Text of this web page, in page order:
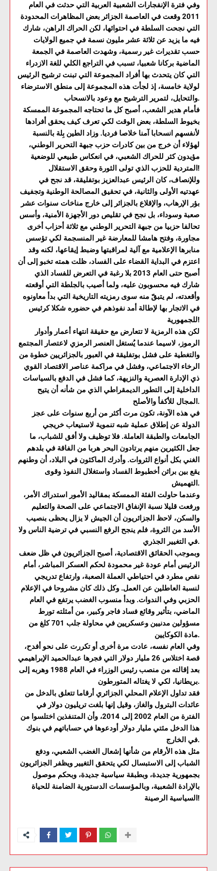
وفي فترة الإنفجارات الشعبية العربية التي حدثت في العام
2011 وقعت في العاصمة الجزائر بعض المظاهرات المحدودة
التي نجحت السلطة في احتوائها، لكن الحراك الراهن، شارك
فيه ما يزيد عن ثلاثة عشر مليون نسمة في جميع الولايات
حسب تقديرات غير رسمية، وشهدت العاصمة في الجمعة
الماضية بركانا شعبيا، تسبب في التراجع الكلي للغة الازدراء
التي كان يتحدث بها أفراد المجموعة التي تبنت ترشيح الرئيس
لولاية خامسة، إذ لجأت هذه المجموعة إلى منطق الاسترضاء
والتحايل، لتمرير الترشيح مع وعود بالانسحاب.
فأمام هدير الشعب، أصبح كل ما تحتاجه المجموعة الممسكة
بخيوط السلطة، بعض الوقت لكي تعرف كيف يحقق أفرادها
لأنفسهم انسحابا آمنا خلاصا فرديا. وزاد الطين بِلة بالنسبة
لهؤلاء أن خرج من بين كادرات حزب جبهة التحرير الوطني،
مؤيدون كثر للحراك الشعبي، في انعكاس طبيعي للوضعية
المتردية للحزب الذي تولى الثورة وحقق الاستقلال!
وللإنصاف، كان الرئيس عبدالعزيز بوتفليقة، قد نجح في
عهدتيه الأولى والثانية، في تحقيق المصالحة الوطنية وتجفيف
بؤر الإرهاب، والإقلاع بالجزائر إلى خارج مناخات سنوات عشر
صعبة وسوداء، بل نجح في تقليص دور الأجهزة الأمنية، وأسس
تحالفا حزبيا من جبهة التحرير الوطني مع ثلاثة أحزاب أخرى
مجاورة، وفتح هامشا للمعارضة غير المنسجمة لكي تؤسس
منابرها الإعلامية مع آلية لمراقبتها وضبط إيقاعها، لكنه وقد
اعتزم في البداية القضاء على الفساد، ظلت همته تخبو إلى أن
أصبح حتى العام 2013 بلا رغبة في التعرض للفساد الذي
شارك فيه محسوبون عليه، ولما أصيب بالجلطة التي أوقعته
وأقعدته، لم يتبقّ منه سوى رمزيته التاريخية التي بدأ معاونوه
في الاتجار بها لإطالة أمد نفوذهم في حضوره شكلا كرئيس
للجمهورية!
لكن هذه الرمزية لا تتعارض مع حقيقة انتهاء أعمار وأدوار
الرموز، لاسيما عندما يُستغل العنصر الرمزي لاعتصار المجتمع
والتغطية على فشل بوتفليقة في العبور بالجزائريين خطوة من
الرخاء الاجتماعي، وفشل في مراكمة عناصر الاقتصاد القوي
ذي الإدارة العصرية والنزيهة، كما فشل في الدفع بالسياسات
الداخلية إلى التطور الديمقراطي الذي من شأنه أن يتيح
المجال للأكفأ والأصلح.
في هذه الآونة، تكون مرت أكثر من أربع سنوات على عجز
الدولة عن إطلاق عملية شبه تنموية لاستيعاب خريجي
الجامعات والطبقة العاملة. فلا توظيف ولا أفق للشباب، ما
جعل الكثيرين منهم يرتادون البحر هربا من الفاقة في بلدهم
الغني بكل أنواع الثروات. وأدرك الماكثون في البلاد، أن وطنهم
يقع بين براثن أخطبوط الفساد واستغلال النفوذ وقوى
التهميش.
وعندما حاولت الفئة الممسكة بمقاليد الأمور استدراك الأمر،
ورفعت قليلا نسبة الإنفاق الاجتماعي على الصحة والتعليم
والسكن، لاحظ الجزائريون أن الجيش لا يزال يحظى بنصيب
الأسد من الثروة، فلم ينجح الرفع النسبي في ترضية الناس ولا
في التغيير الجذري.
وبموجب الحقائق الاقتصادية، أصبح الجزائريون في ظل ضعف
الرئيس أمام عودة غير محمودة لحكم العسكر المباشر، أمام
نقص مطرد في احتياطي العملة الصعبة، وارتفاع تدريجي
لنسبة العاطلين عن العمل. وكل ذلك كان مشروحا في الإعلام
الحزبي وفي الندوات. وبدأ منسوب الغضب يرتفع في العام
الماضي، بتأثير وقائع فساد فاجر وكبير، من أمثلته تورط
مسؤولين مدنيين وعسكريين في محاولة جلب 701 كلغ من
مادة الكوكايين.
وفي العام نفسه، عادت مرة أخرى أو تكررت على نحو أفدح،
قصة اختلاس 26 مليار دولار التي فجرها عبدالحميد الإبراهيمي
بعد إقالته من منصب رئيس الوزراء في العام 1988 وهربه إلى
بريطانيا، لكي لا يغتاله المتورطون.
فقد تداول الإعلام المحلي الجزائري أرقاما تتعلق بالدخل من
عائدات البترول والغاز، وقيل إنها بلغت تريليون دولار في
الفترة من العام 2002 إلى 2014، وأن المتنفذين اختلسوا من
هذا الدخل مئتي مليار دولار أودعوها في حساباتهم في بنوك
في الخارج.
مثل هذه الأرقام من شأنها إشعال الغضب الشعبي، ودفع
الشباب إلى الاستبسال لكي يتحقق التغيير ويظفر الجزائريون
بجمهورية جديدة، وبطبقة سياسية جديدة، وبحكم موصول
بالإرادة الشعبية، وبالمؤسسات الدستورية الضامنة للحياة
السياسية الرصينة!